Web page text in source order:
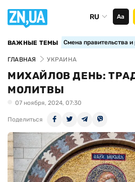
RU Аа
ВАЖНЫЕ ТЕМЫ Смена правительства
ГЛАВНАЯ УКРАИНА
МИХАЙЛОВ ДЕНЬ:
МОЛИТВЫ
07 ноября, 2024, 07:30
Поделиться